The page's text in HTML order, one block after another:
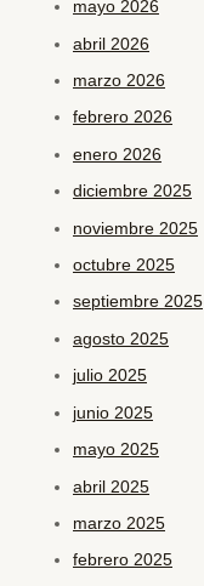
mayo 2026
abril 2026
marzo 2026
febrero 2026
enero 2026
diciembre 2025
noviembre 2025
octubre 2025
septiembre 2025
agosto 2025
julio 2025
junio 2025
mayo 2025
abril 2025
marzo 2025
febrero 2025